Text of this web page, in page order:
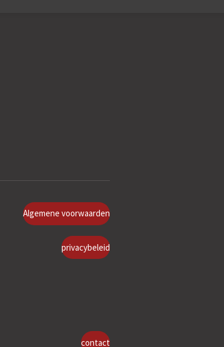
Algemene voorwaarden
privacybeleid
contact